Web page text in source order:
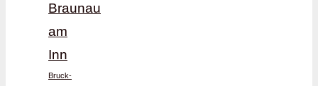
Braunau
am
Inn
Bruck-